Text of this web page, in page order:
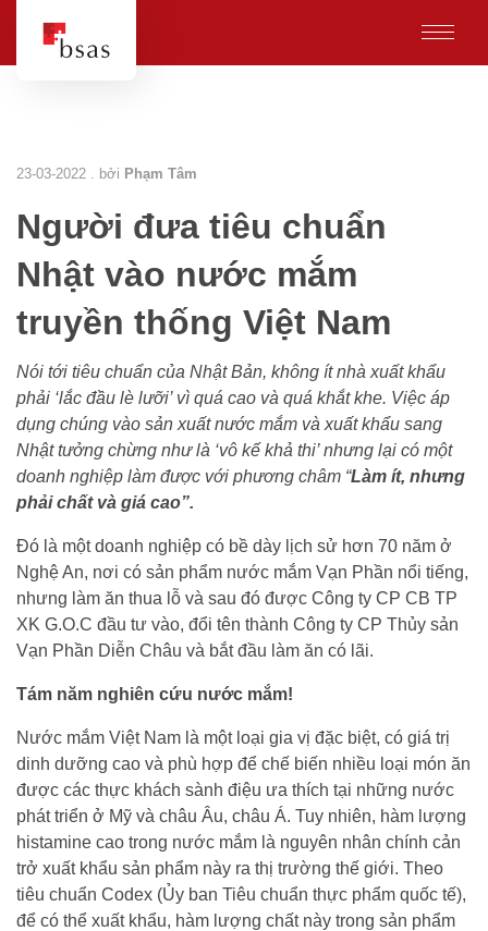
23-03-2022 . bởi Phạm Tâm
Người đưa tiêu chuẩn
Nhật vào nước mắm
truyền thống Việt Nam
Nói tới tiêu chuẩn của Nhật Bản, không ít nhà xuất khẩu
phải ‘lắc đầu lè lưỡi’ vì quá cao và quá khắt khe. Việc áp
dụng chúng vào sản xuất nước mắm và xuất khẩu sang
Nhật tưởng chừng như là ‘vô kế khả thi’ nhưng lại có một
doanh nghiệp làm được với phương châm “Làm ít, nhưng
phải chất và giá cao”.
Đó là một doanh nghiệp có bề dày lịch sử hơn 70 năm ở
Nghệ An, nơi có sản phẩm nước mắm Vạn Phần nổi tiếng,
nhưng làm ăn thua lỗ và sau đó được Công ty CP CB TP
XK G.O.C đầu tư vào, đổi tên thành Công ty CP Thủy sản
Vạn Phần Diễn Châu và bắt đầu làm ăn có lãi.
Tám năm nghiên cứu nước mắm!
Nước mắm Việt Nam là một loại gia vị đặc biệt, có giá trị
dinh dưỡng cao và phù hợp để chế biến nhiều loại món ăn
được các thực khách sành điệu ưa thích tại những nước
phát triển ở Mỹ và châu Âu, châu Á. Tuy nhiên, hàm lượng
histamine cao trong nước mắm là nguyên nhân chính cản
trở xuất khẩu sản phẩm này ra thị trường thế giới. Theo
tiêu chuẩn Codex (Ủy ban Tiêu chuẩn thực phẩm quốc tế),
để có thể xuất khẩu, hàm lượng chất này trong sản phẩm